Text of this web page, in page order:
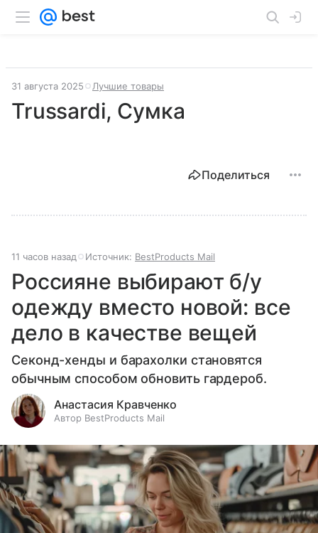
31 августа 2025 Лучшие товары
Trussardi, Сумка
Поделиться
11 часов назад Источник: BestProducts Mail
Россияне выбирают б/у
одежду вместо новой: все
дело в качестве вещей
Секонд-хенды и барахолки становятся
обычным способом обновить гардероб.
Анастасия Кравченко
Автор BestProducts Mail